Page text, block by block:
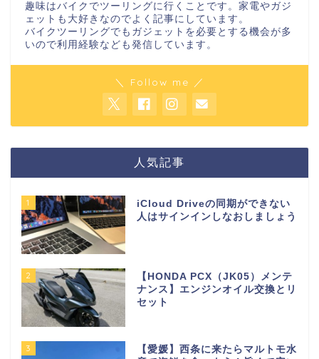
趣味はバイクでツーリングに行くことです。家電やガジ
ェットも大好きなのでよく記事にしています。
バイクツーリングでもガジェットを必要とする機会が多
いので利用経験なども発信しています。
＼ Follow me ／
人気記事
1
iCloud Driveの同期ができない
人はサインインしなおしましょう
2
【HONDA PCX（JK05）メンテ
ナンス】エンジンオイル交換とリ
セット
3
【愛媛】西条に来たらマルトモ水